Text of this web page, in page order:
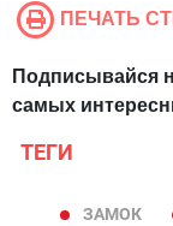
ПЕЧАТЬ
Подписывайся
самых
ТЕГИ
ЗАМОК